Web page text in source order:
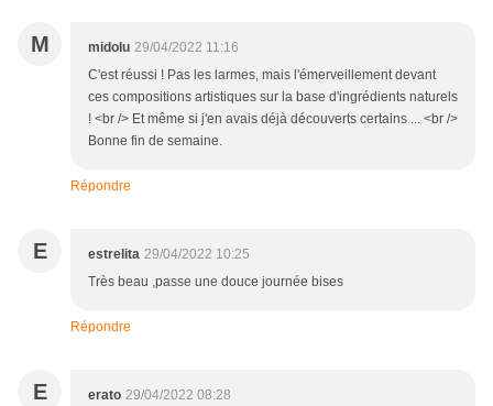
M midolu 29/04/2022 11:16
C'est réussi ! Pas les larmes, mais l'émerveillement devant
ces compositions artistiques sur la base d'ingrédients naturels
! <br /> Et même si j'en avais déjà découverts certains ... <br />
Bonne fin de semaine.
Répondre
E estrelita 29/04/2022 10:25
Très beau ,passe une douce journée bises
Répondre
E erato 29/04/2022 08:28